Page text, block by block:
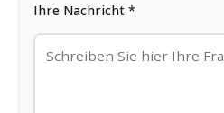
Ihre Nachricht *